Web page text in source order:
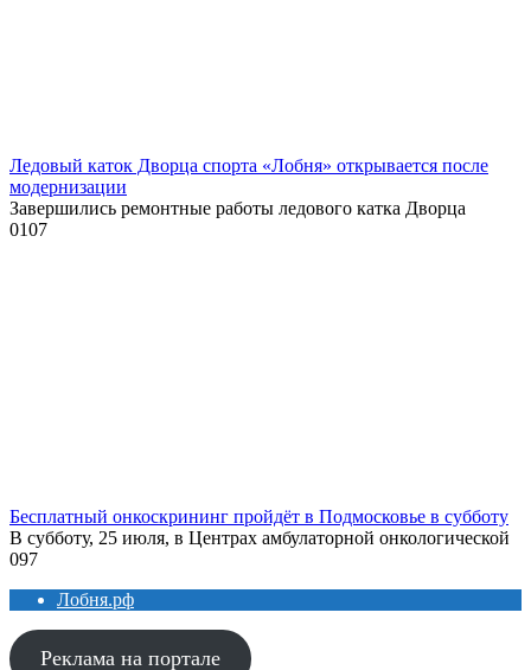
Ледовый каток Дворца спорта «Лобня» открывается после
модернизации
Завершились ремонтные работы ледового катка Дворца
0107
Бесплатный онкоскрининг пройдёт в Подмосковье в субботу
В субботу, 25 июля, в Центрах амбулаторной онкологической
097
Лобня.рф
Реклама на портале